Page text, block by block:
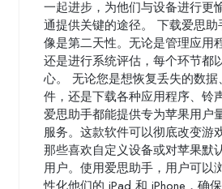
一起进步，为他们与设备进行更
通提供关键的途径。 下载爱思
像是第二天性。无论是管理应用
还是进行系统评估，每个环节都
心。 无论您是想恢复丢失的数
件，还是下载各种应用程序、铃
爱思助手都能提供专为苹果用户
服务。这款软件可以彻底改变游
那些喜欢自定义设备或对苹果默
用户。使用爱思助手，用户可以